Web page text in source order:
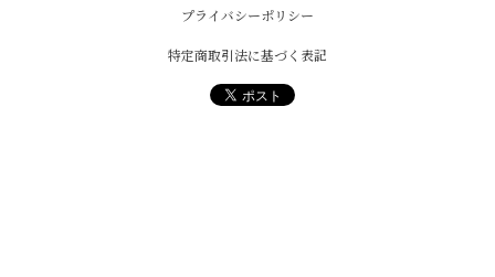
プライバシーポリシー
特定商取引法に基づく表記